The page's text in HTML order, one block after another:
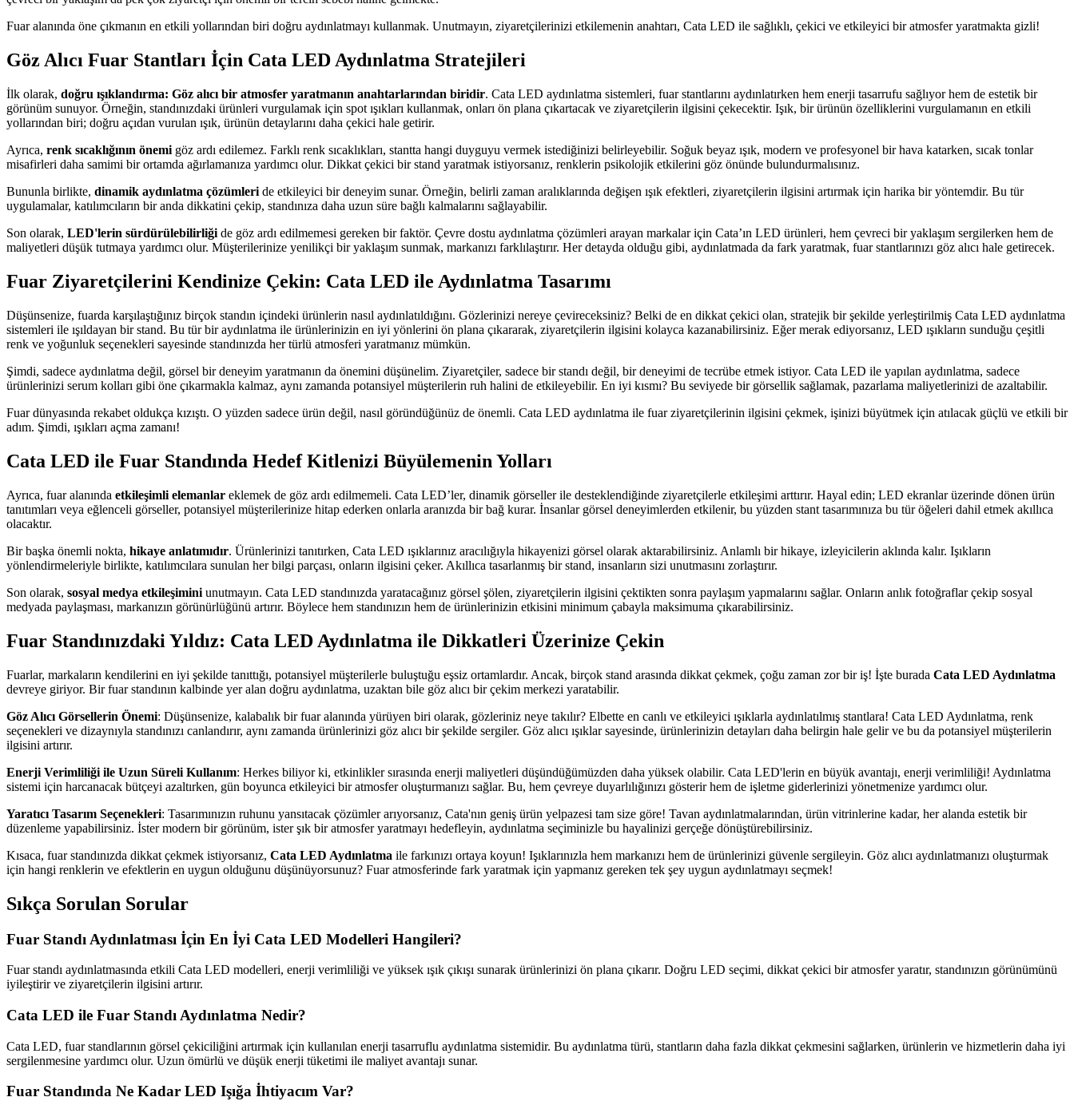
Fuar alanında öne çıkmanın en etkili yollarından biri doğru aydınlatmayı kullanmak. Unutmayın, ziyaretçilerinizi etkilemenin anahtarı, Cata LED ile sağlıklı, çekici ve etkileyici bir atmosfer yaratmakta gizli!
Göz Alıcı Fuar Stantları İçin Cata LED Aydınlatma Stratejileri
İlk olarak, doğru ışıklandırma: Göz alıcı bir atmosfer yaratmanın anahtarlarından biridir. Cata LED aydınlatma sistemleri, fuar stantlarını aydınlatırken hem enerji tasarrufu sağlıyor hem de estetik bir
görünüm sunuyor. Örneğin, standınızdaki ürünleri vurgulamak için spot ışıkları kullanmak, onları ön plana çıkartacak ve ziyaretçilerin ilgisini çekecektir. Işık, bir ürünün özelliklerini vurgulamanın en etkili
yollarından biri; doğru açıdan vurulan ışık, ürünün detaylarını daha çekici hale getirir.
Ayrıca, renk sıcaklığının önemi göz ardı edilemez. Farklı renk sıcaklıkları, stantta hangi duyguyu vermek istediğinizi belirleyebilir. Soğuk beyaz ışık, modern ve profesyonel bir hava katarken, sıcak tonlar
misafirleri daha samimi bir ortamda ağırlamanıza yardımcı olur. Dikkat çekici bir stand yaratmak istiyorsanız, renklerin psikolojik etkilerini göz önünde bulundurmalısınız.
Bununla birlikte, dinamik aydınlatma çözümleri de etkileyici bir deneyim sunar. Örneğin, belirli zaman aralıklarında değişen ışık efektleri, ziyaretçilerin ilgisini artırmak için harika bir yöntemdir. Bu tür
uygulamalar, katılımcıların bir anda dikkatini çekip, standınıza daha uzun süre bağlı kalmalarını sağlayabilir.
Son olarak, LED'lerin sürdürülebilirliği de göz ardı edilmemesi gereken bir faktör. Çevre dostu aydınlatma çözümleri arayan markalar için Cata’ın LED ürünleri, hem çevreci bir yaklaşım sergilerken hem de
maliyetleri düşük tutmaya yardımcı olur. Müşterilerinize yenilikçi bir yaklaşım sunmak, markanızı farklılaştırır. Her detayda olduğu gibi, aydınlatmada da fark yaratmak, fuar stantlarınızı göz alıcı hale getirecek.
Fuar Ziyaretçilerini Kendinize Çekin: Cata LED ile Aydınlatma Tasarımı
Düşünsenize, fuarda karşılaştığınız birçok standın içindeki ürünlerin nasıl aydınlatıldığını. Gözlerinizi nereye çevireceksiniz? Belki de en dikkat çekici olan, stratejik bir şekilde yerleştirilmiş Cata LED aydınlatma
sistemleri ile ışıldayan bir stand. Bu tür bir aydınlatma ile ürünlerinizin en iyi yönlerini ön plana çıkararak, ziyaretçilerin ilgisini kolayca kazanabilirsiniz. Eğer merak ediyorsanız, LED ışıkların sunduğu çeşitli
renk ve yoğunluk seçenekleri sayesinde standınızda her türlü atmosferi yaratmanız mümkün.
Şimdi, sadece aydınlatma değil, görsel bir deneyim yaratmanın da önemini düşünelim. Ziyaretçiler, sadece bir standı değil, bir deneyimi de tecrübe etmek istiyor. Cata LED ile yapılan aydınlatma, sadece
ürünlerinizi serum kolları gibi öne çıkarmakla kalmaz, aynı zamanda potansiyel müşterilerin ruh halini de etkileyebilir. En iyi kısmı? Bu seviyede bir görsellik sağlamak, pazarlama maliyetlerinizi de azaltabilir.
Fuar dünyasında rekabet oldukça kızıştı. O yüzden sadece ürün değil, nasıl göründüğünüz de önemli. Cata LED aydınlatma ile fuar ziyaretçilerinin ilgisini çekmek, işinizi büyütmek için atılacak güçlü ve etkili bir
adım. Şimdi, ışıkları açma zamanı!
Cata LED ile Fuar Standında Hedef Kitlenizi Büyülemenin Yolları
Ayrıca, fuar alanında etkileşimli elemanlar eklemek de göz ardı edilmemeli. Cata LED’ler, dinamik görseller ile desteklendiğinde ziyaretçilerle etkileşimi arttırır. Hayal edin; LED ekranlar üzerinde dönen ürün
tanıtımları veya eğlenceli görseller, potansiyel müşterilerinize hitap ederken onlarla aranızda bir bağ kurar. İnsanlar görsel deneyimlerden etkilenir, bu yüzden stant tasarımınıza bu tür öğeleri dahil etmek akıllıca
olacaktır.
Bir başka önemli nokta, hikaye anlatımıdır. Ürünlerinizi tanıtırken, Cata LED ışıklarınız aracılığıyla hikayenizi görsel olarak aktarabilirsiniz. Anlamlı bir hikaye, izleyicilerin aklında kalır. Işıkların
yönlendirmeleriyle birlikte, katılımcılara sunulan her bilgi parçası, onların ilgisini çeker. Akıllıca tasarlanmış bir stand, insanların sizi unutmasını zorlaştırır.
Son olarak, sosyal medya etkileşimini unutmayın. Cata LED standınızda yaratacağınız görsel şölen, ziyaretçilerin ilgisini çektikten sonra paylaşım yapmalarını sağlar. Onların anlık fotoğraflar çekip sosyal
medyada paylaşması, markanızın görünürlüğünü artırır. Böylece hem standınızın hem de ürünlerinizin etkisini minimum çabayla maksimuma çıkarabilirsiniz.
Fuar Standınızdaki Yıldız: Cata LED Aydınlatma ile Dikkatleri Üzerinize Çekin
Fuarlar, markaların kendilerini en iyi şekilde tanıttığı, potansiyel müşterilerle buluştuğu eşsiz ortamlardır. Ancak, birçok stand arasında dikkat çekmek, çoğu zaman zor bir iş! İşte burada Cata LED Aydınlatma
devreye giriyor. Bir fuar standının kalbinde yer alan doğru aydınlatma, uzaktan bile göz alıcı bir çekim merkezi yaratabilir.
Göz Alıcı Görsellerin Önemi: Düşünsenize, kalabalık bir fuar alanında yürüyen biri olarak, gözleriniz neye takılır? Elbette en canlı ve etkileyici ışıklarla aydınlatılmış stantlara! Cata LED Aydınlatma, renk
seçenekleri ve dizaynıyla standınızı canlandırır, aynı zamanda ürünlerinizi göz alıcı bir şekilde sergiler. Göz alıcı ışıklar sayesinde, ürünlerinizin detayları daha belirgin hale gelir ve bu da potansiyel müşterilerin
ilgisini artırır.
Enerji Verimliliği ile Uzun Süreli Kullanım: Herkes biliyor ki, etkinlikler sırasında enerji maliyetleri düşündüğümüzden daha yüksek olabilir. Cata LED'lerin en büyük avantajı, enerji verimliliği! Aydınlatma
sistemi için harcanacak bütçeyi azaltırken, gün boyunca etkileyici bir atmosfer oluşturmanızı sağlar. Bu, hem çevreye duyarlılığınızı gösterir hem de işletme giderlerinizi yönetmenize yardımcı olur.
Yaratıcı Tasarım Seçenekleri: Tasarımınızın ruhunu yansıtacak çözümler arıyorsanız, Cata'nın geniş ürün yelpazesi tam size göre! Tavan aydınlatmalarından, ürün vitrinlerine kadar, her alanda estetik bir
düzenleme yapabilirsiniz. İster modern bir görünüm, ister şık bir atmosfer yaratmayı hedefleyin, aydınlatma seçiminizle bu hayalinizi gerçeğe dönüştürebilirsiniz.
Kısaca, fuar standınızda dikkat çekmek istiyorsanız, Cata LED Aydınlatma ile farkınızı ortaya koyun! Işıklarınızla hem markanızı hem de ürünlerinizi güvenle sergileyin. Göz alıcı aydınlatmanızı oluşturmak
için hangi renklerin ve efektlerin en uygun olduğunu düşünüyorsunuz? Fuar atmosferinde fark yaratmak için yapmanız gereken tek şey uygun aydınlatmayı seçmek!
Sıkça Sorulan Sorular
Fuar Standı Aydınlatması İçin En İyi Cata LED Modelleri Hangileri?
Fuar standı aydınlatmasında etkili Cata LED modelleri, enerji verimliliği ve yüksek ışık çıkışı sunarak ürünlerinizi ön plana çıkarır. Doğru LED seçimi, dikkat çekici bir atmosfer yaratır, standınızın görünümünü
iyileştirir ve ziyaretçilerin ilgisini artırır.
Cata LED ile Fuar Standı Aydınlatma Nedir?
Cata LED, fuar standlarının görsel çekiciliğini artırmak için kullanılan enerji tasarruflu aydınlatma sistemidir. Bu aydınlatma türü, stantların daha fazla dikkat çekmesini sağlarken, ürünlerin ve hizmetlerin daha iyi
sergilenmesine yardımcı olur. Uzun ömürlü ve düşük enerji tüketimi ile maliyet avantajı sunar.
Fuar Standında Ne Kadar LED Işığa İhtiyacım Var?